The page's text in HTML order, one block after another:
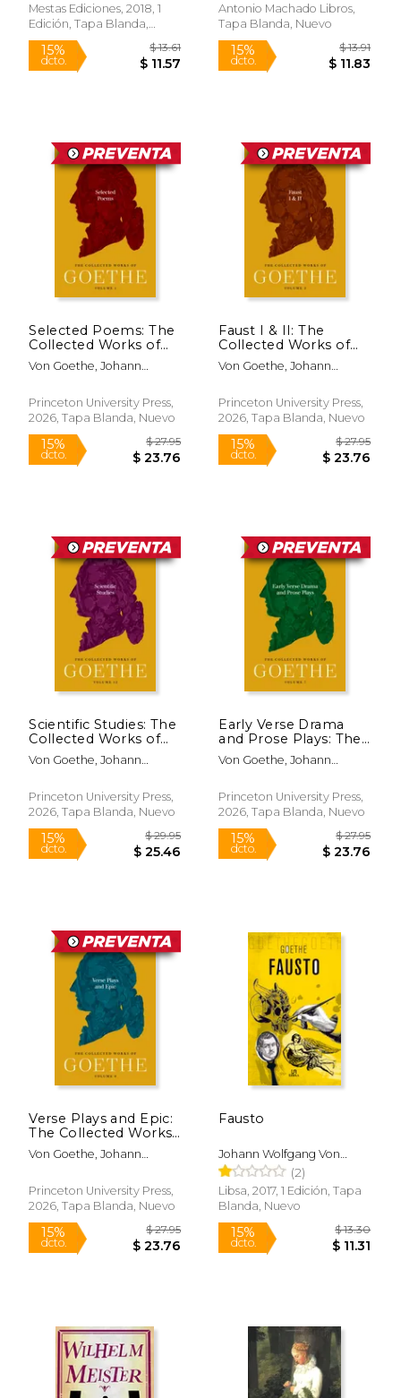
15% $ 9.20 15%
dcto.
Mestas Ediciones, 2018, 1
Edición, Tapa Blanda,
Nuevo
Antonio Machado Libros,
Tapa Blanda, Nuevo
15%
dcto.
Selected Poems: The
Collected Works of
Goethe, Volume 1 (en
Inglés)
Von Goethe, Johann
Michael; Luke, David
Princeton University Press,
2026, Tapa Blanda, Nuevo
dcto.
Faust I & II: The
Collected Works of
Goethe, Volume 2 (en
Inglés)
Von Goethe, Johann
Atkins, Stuart
Princeton University Press,
2026, Tapa Blanda, Nuevo
15%
dcto.
Scientific Studies: The
Collected Works of
Goethe, Volume 12
(en Inglés)
Von Goethe, Johann
Miller, Douglas
Princeton University Press,
2026, Tapa Blanda, Nuevo
Early Verse Drama
and Prose Plays: The
Collected Works of
Goethe, Volume 7 (en
Von Goethe, Johann
Ryder, Frank
Princeton University Press,
2026, Tapa Blanda, Nuevo
Verse Plays and Epic:
The Collected Works
of Goethe, Volume 8
(en Inglés)
Von Goethe, Johann
Ryder, Frank
Princeton University Press,
2026, Tapa Blanda, Nuevo
Fausto
Johann Wolfgang Von
Goethe
(2)
Libsa, 2017, 1 Edición, Tapa
Blanda, Nuevo